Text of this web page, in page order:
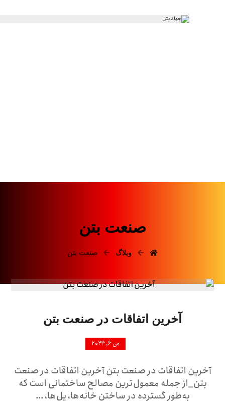
صنعت بتن
وبلاگ صنعت بتن
آخرین اتفاقات در صنعت بتن
می ۶, ۲۰۲۴
آخرین اتفاقات در صنعت بتن آخرین اتفاقات در صنعت
بتن_از جمله معمول‌ترین مصالح ساختمانی است که
به‌طور گسترده در ساختن خانه‌ها، پل‌ها، ...